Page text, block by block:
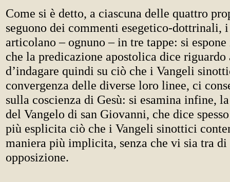
Come si è detto, a ciascuna delle quattro
seguono dei commenti esegetico-dottrinali,
articolano – ognuno – in tre tappe: si
che la predicazione apostolica dice riguardo
d’indagare quindi su ciò che i Vangeli
convergenza delle diverse loro linee, ci
sulla coscienza di Gesù: si esamina infine,
del Vangelo di san Giovanni, che dice
più esplicita ciò che i Vangeli sinottici
maniera più implicita, senza che vi sia tra
opposizione.